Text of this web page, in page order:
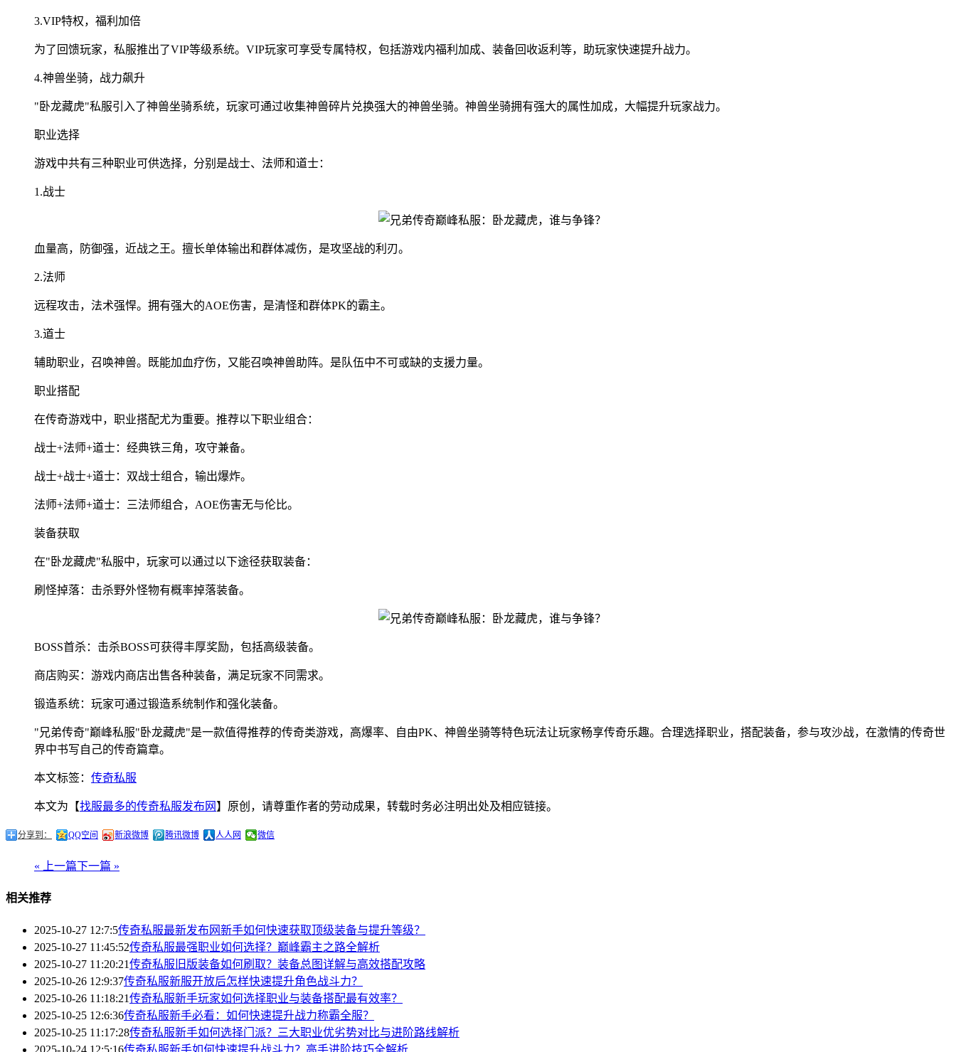
3.VIP特权，福利加倍
为了回馈玩家，私服推出了VIP等级系统。VIP玩家可享受专属特权，包括游戏内福利加成、装备回收返利等，助玩家快速提升战力。
4.神兽坐骑，战力飙升
"卧龙藏虎"私服引入了神兽坐骑系统，玩家可通过收集神兽碎片兑换强大的神兽坐骑。神兽坐骑拥有强大的属性加成，大幅提升玩家战力。
职业选择
游戏中共有三种职业可供选择，分别是战士、法师和道士：
1.战士
血量高，防御强，近战之王。擅长单体输出和群体减伤，是攻坚战的利刃。
2.法师
远程攻击，法术强悍。拥有强大的AOE伤害，是清怪和群体PK的霸主。
3.道士
辅助职业，召唤神兽。既能加血疗伤，又能召唤神兽助阵。是队伍中不可或缺的支援力量。
职业搭配
在传奇游戏中，职业搭配尤为重要。推荐以下职业组合：
战士+法师+道士：经典铁三角，攻守兼备。
战士+战士+道士：双战士组合，输出爆炸。
法师+法师+道士：三法师组合，AOE伤害无与伦比。
装备获取
在"卧龙藏虎"私服中，玩家可以通过以下途径获取装备：
刷怪掉落：击杀野外怪物有概率掉落装备。
BOSS首杀：击杀BOSS可获得丰厚奖励，包括高级装备。
商店购买：游戏内商店出售各种装备，满足玩家不同需求。
锻造系统：玩家可通过锻造系统制作和强化装备。
"兄弟传奇"巅峰私服"卧龙藏虎"是一款值得推荐的传奇类游戏，高爆率、自由PK、神兽坐骑等特色玩法让玩家畅享传奇乐趣。合理选择职业，搭配装备，参与攻沙战，在激情的传奇世
界中书写自己的传奇篇章。
本文标签： 传奇私服
本文为【找服最多的传奇私服发布网 】原创，请尊重作者的劳动成果，转载时务必注明出处及相应链接。
分享到： QQ空间 新浪微博 腾讯微博 人人网 微信
« 上一篇下一篇 »
相关推荐
2025-10-27 12:7:5传奇私服最新发布网新手如何快速获取顶级装备与提升等级？
2025-10-27 11:45:52传奇私服最强职业如何选择？巅峰霸主之路全解析
2025-10-27 11:20:21传奇私服旧版装备如何刷取？装备总图详解与高效搭配攻略
2025-10-26 12:9:37传奇私服新服开放后怎样快速提升角色战斗力？
2025-10-26 11:18:21传奇私服新手玩家如何选择职业与装备搭配最有效率？
2025-10-25 12:6:36传奇私服新手必看：如何快速提升战力称霸全服？
2025-10-25 11:17:28传奇私服新手如何选择门派？三大职业优劣势对比与进阶路线解析